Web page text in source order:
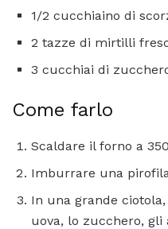
1/2 cucchiaino di
2 tazze di mirtilli
3 cucchiai di
Come farlo
Scaldare il forno a
Imburrare una
In una grande
uova, lo zucchero,